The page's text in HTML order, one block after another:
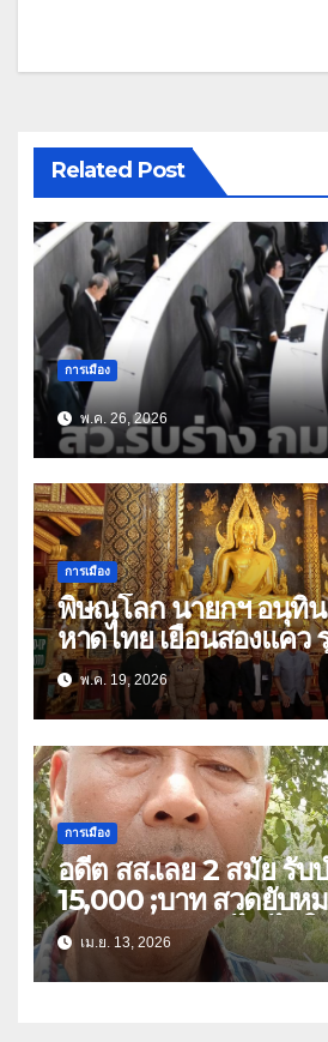
Related Post
การเมือง
พ.ค. 26, 2026
การเมือง
พิษณุโลก นายกฯ อนุทิ
หาดไทย เยือนสองแคว
พระพุทธชินราช ก่อนมีภ
พระสวดอธิธรรม บิดา
ไทย เขต 3
พ.ค. 19, 2026
การเมือง
อดีต สส.เลย 2 สมัย รับ
15,000 ;บาท สวดยับห
หาวิธีปรับล
เม.ย. 13, 2026